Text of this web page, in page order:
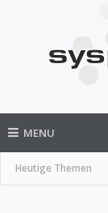
MENU
Heutige Themen